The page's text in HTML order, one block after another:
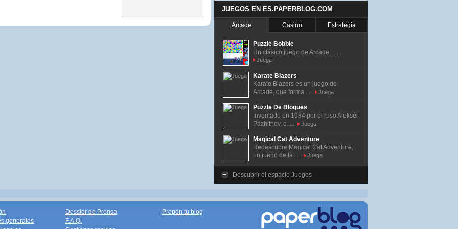
JUEGOS EN ES.PAPERBLOG.COM
Arcade Casino Estrategia
Puzzle Bobble
Un clásico juego de Arcade. ......
Juega
Karate Blazers
Karate Blazers es un juego de
Arcade, que forma......
Juega
Puzzle De Bloques
Inventado en 1984 por el ruso Alekséi
Pázhitnov, e......
Juega
Magical Cat Adventure
Redescubre Magical Cat Adventure,
un juego de la......
Juega
Descubrir el espacio Juegos
generales
Dossier de Prensa
F.A.Q.
Propón tu blog